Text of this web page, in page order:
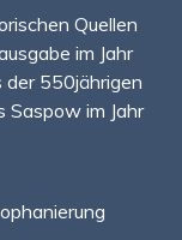
Quellen
im Jahr
der 550jährigen
Saspow im Jahr